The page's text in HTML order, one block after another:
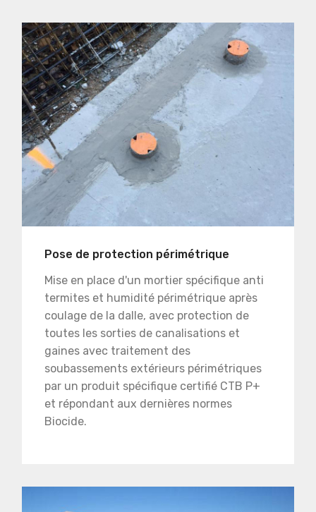
Pose de protection périmétrique
Mise en place d'un mortier spécifique anti
termites et humidité périmétrique après
coulage de la dalle, avec protection de
toutes les sorties de canalisations et
gaines avec traitement des
soubassements extérieurs périmétriques
par un produit spécifique certifié CTB P+
et répondant aux dernières normes
Biocide.